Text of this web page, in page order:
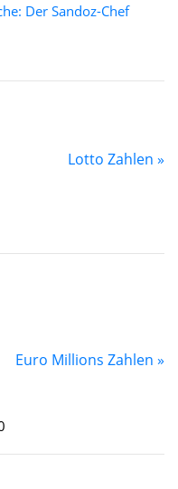
Der Sandoz-Chef
Lotto Zahlen »
Euro Millions Zahlen »